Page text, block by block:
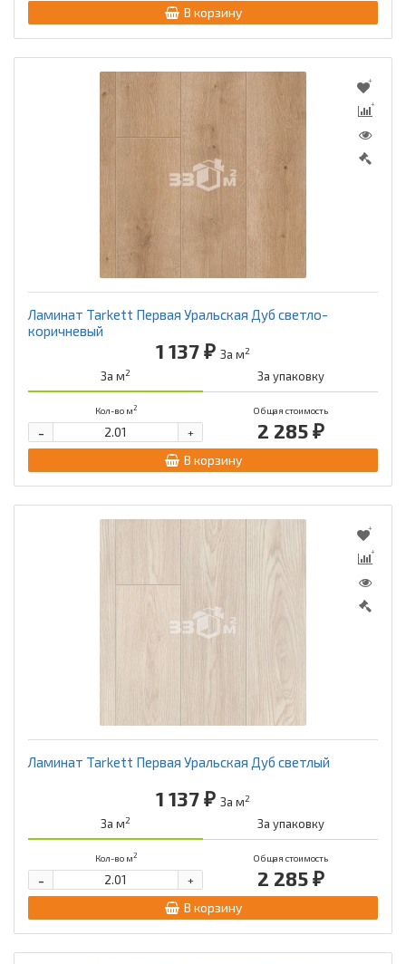
В корзину
Ламинат Tarkett Первая Уральская Дуб светло-
коричневый
1 137 ₽ За м2
За м2 За упаковку
Кол-во м2 Общая стоимость
2 285 ₽
+
-
В корзину
Ламинат Tarkett Первая Уральская Дуб светлый
1 137 ₽ За м2
За м2 За упаковку
Кол-во м2 Общая стоимость
2 285 ₽
+
-
В корзину